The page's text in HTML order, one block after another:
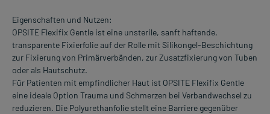
Eigenschaften und Nutzen:
OPSITE Flexifix Gentle ist eine unsterile, sanft haftende,
transparente Fixierfolie auf der Rolle mit Silikongel-Beschichtung
zur Fixierung von Primärverbänden, zur Zusatzfixierung von Tuben
oder als Hautschutz.
Für Patienten mit empfindlicher Haut ist OPSITE Flexifix Gentle
eine ideale Option Trauma und Schmerzen bei Verbandwechsel zu
reduzieren. Die Polyurethanfolie stellt eine Barriere gegenüber